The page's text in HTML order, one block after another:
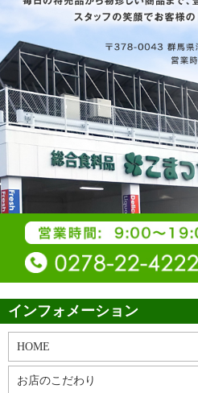
インフォメーション
HOME
お店のこだわり